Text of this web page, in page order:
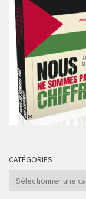
CATÉGORIES
Catégories